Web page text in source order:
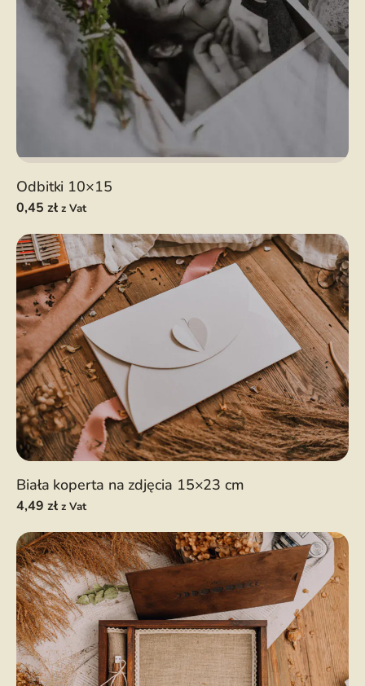
Odbitki 10×15
0,45 zł z Vat
Biała koperta na zdjęcia 15×23 cm
4,49 zł z Vat